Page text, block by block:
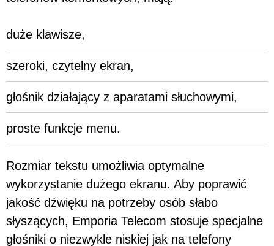
duże klawisze,
szeroki, czytelny ekran,
głośnik działający z aparatami słuchowymi,
proste funkcje menu.
Rozmiar tekstu umożliwia optymalne
wykorzystanie dużego ekranu. Aby poprawić
jakość dźwięku na potrzeby osób słabo
słyszących, Emporia Telecom stosuje specjalne
głośniki o niezwykle niskiej jak na telefony